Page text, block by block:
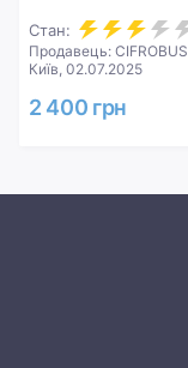
Стан:
Продавець: CIFROBUS
Київ, 02.07.2025
2 400 грн